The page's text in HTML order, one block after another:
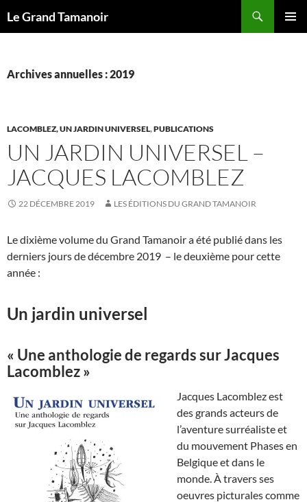
Le Grand Tamanoir
Archives annuelles : 2019
LACOMBLEZ, UN JARDIN UNIVERSEL,PUBLICATIONS
UN JARDIN UNIVERSEL –
JACQUES LACOMBLEZ
22 DÉCEMBRE 2019 LES ÉDITIONS DU GRAND TAMANOIR
Le dixième volume du Grand Tamanoir a été publié dans les
derniers jours de décembre 2019 – le deuxième pour cette
année :
Un jardin universel
« Une anthologie de regards sur Jacques
Lacomblez »
Jacques Lacomblez est
des grands acteurs de
l’aventure surréaliste et
du mouvement Phases en
Belgique et dans le
monde. À travers ses
oeuvres picturales comme